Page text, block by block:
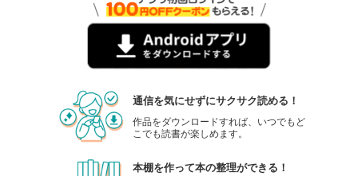
通信を気にせずにサクサク読める！
作品をダウンロードすれば、いつでもど
こでも読書が楽しめます。
本棚を作って本の整理ができる！